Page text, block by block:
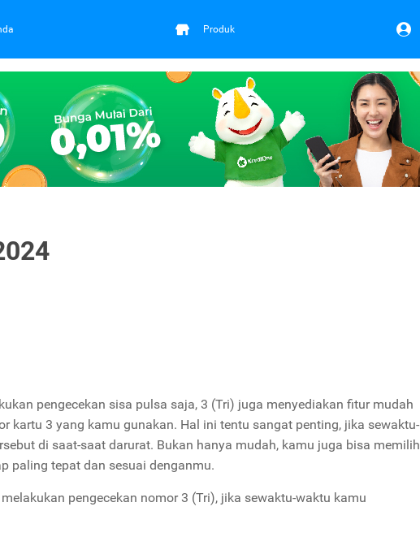
Produk
pengecekan sisa pulsa saja, 3 (Tri) juga menyediakan fitur mudah
kartu 3 yang kamu gunakan. Hal ini tentu sangat penting, jika sewaktu-
di saat-saat darurat. Bukan hanya mudah, kamu juga bisa memilih
paling tepat dan sesuai denganmu.
pengecekan nomor 3 (Tri), jika sewaktu-waktu kamu